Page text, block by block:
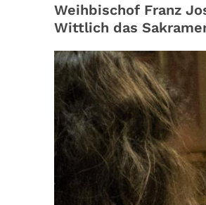
Weihbischof Franz
Wittlich das